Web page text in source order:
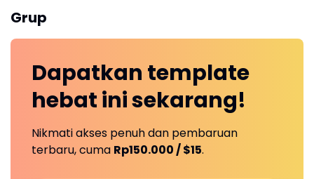
Grup
Dapatkan template
hebat inisekarang!
Nikmati akses penuh dan pembaruan
terbaru, cuma Rp150.000 / $15.